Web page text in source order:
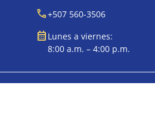
call+507 560-3506
calendar_month Lunes a viernes:
8:00 a.m. – 4:00 p.m.